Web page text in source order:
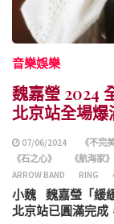
音樂娛樂
魏嘉瑩 2024
北京站全場爆
07/06/2024 《不完
《石之心》
《航海家》
ARROW BAND
RING
小魏 魏嘉瑩「緩
北京站已圓滿完